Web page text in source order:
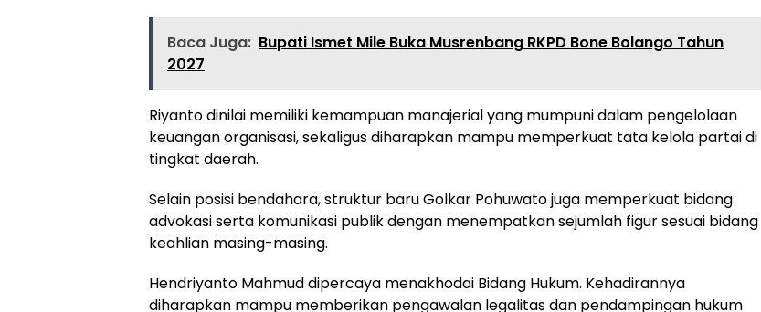
Baca Juga: Bupati Ismet Mile Buka Musrenbang RKPD Bone Bolango Tahun
2027
Riyanto dinilai memiliki kemampuan manajerial yang mumpuni dalam pengelolaan
keuangan organisasi, sekaligus diharapkan mampu memperkuat tata kelola partai di
tingkat daerah.
Selain posisi bendahara, struktur baru Golkar Pohuwato juga memperkuat bidang
advokasi serta komunikasi publik dengan menempatkan sejumlah figur sesuai bidang
keahlian masing-masing.
Hendriyanto Mahmud dipercaya menakhodai Bidang Hukum. Kehadirannya
diharapkan mampu memberikan pengawalan legalitas dan pendampingan hukum